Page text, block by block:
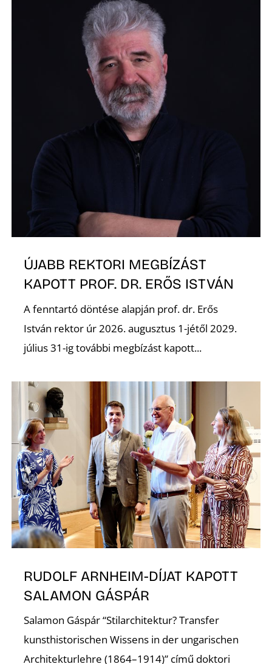
ÚJABB REKTORI MEGBÍZÁST
KAPOTT PROF. DR. ERŐS ISTVÁN
A fenntartó döntése alapján prof. dr. Erős
István rektor úr 2026. augusztus 1-jétől 2029.
július 31-ig további megbízást kapott...
RUDOLF ARNHEIM-DÍJAT KAPOTT
SALAMON GÁSPÁR
Salamon Gáspár “Stilarchitektur? Transfer
kunsthistorischen Wissens in der ungarischen
Architekturlehre (1864–1914)” című doktori